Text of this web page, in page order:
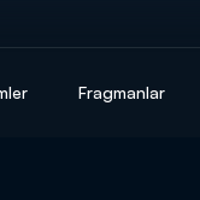
Fragmanlar